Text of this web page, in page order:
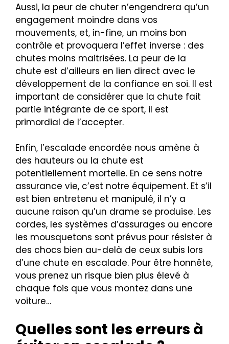
Aussi, la peur de chuter n’engendrera qu’un
engagement moindre dans vos
mouvements, et, in-fine, un moins bon
contrôle et provoquera l’effet inverse : des
chutes moins maitrisées. La peur de la
chute est d’ailleurs en lien direct avec le
développement de la confiance en soi. Il est
important de considérer que la chute fait
partie intégrante de ce sport, il est
primordial de l’accepter.
Enfin, l’escalade encordée nous amène à
des hauteurs ou la chute est
potentiellement mortelle. En ce sens notre
assurance vie, c’est notre équipement. Et s’il
est bien entretenu et manipulé, il n’y a
aucune raison qu’un drame se produise. Les
cordes, les systèmes d’assurages ou encore
les mousquetons sont prévus pour résister à
des chocs bien au-delà de ceux subis lors
d’une chute en escalade. Pour être honnête,
vous prenez un risque bien plus élevé à
chaque fois que vous montez dans une
voiture…
Quelles sont les erreurs à